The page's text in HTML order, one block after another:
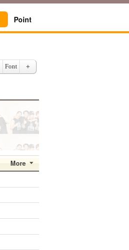
Point
Font ＋
More